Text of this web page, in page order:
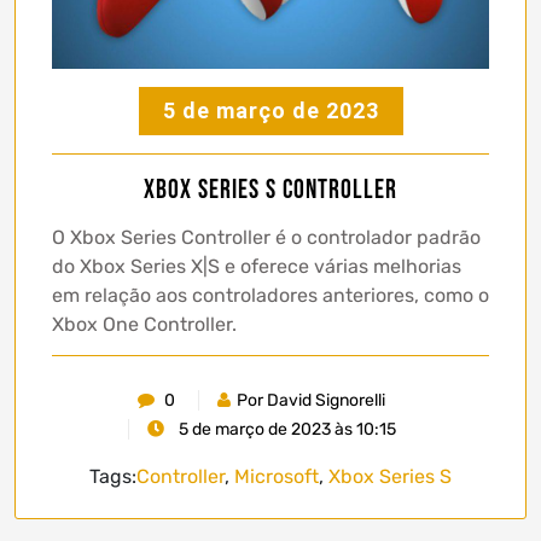
5 de março de 2023
Xbox Series S Controller
O Xbox Series Controller é o controlador padrão
do Xbox Series X|S e oferece várias melhorias
em relação aos controladores anteriores, como o
Xbox One Controller.
0
Por David Signorelli
5 de março de 2023 às 10:15
Tags:Controller, Microsoft, Xbox Series S